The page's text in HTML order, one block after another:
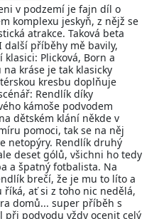
v podzemí je fajn díl o
komplexu jeskyň, z nějž se
atrakce. Taková beta
další příběhy mě bavily,
Plicková, Born a
na kráse je tak klasicky
kresbu doplňuje
Rendlík díky
kámoše podvodem
dětském klání někde v
pomoci, tak se na něj
netopýry. Rendlík druhý
deset gólů, všichni ho tedy
a špatný fotbalista. Na
brečí, že je mu to líto a
říká, ať si z toho nic nedělá,
domů... super příběh s
při podvodu vždy ocenit celý